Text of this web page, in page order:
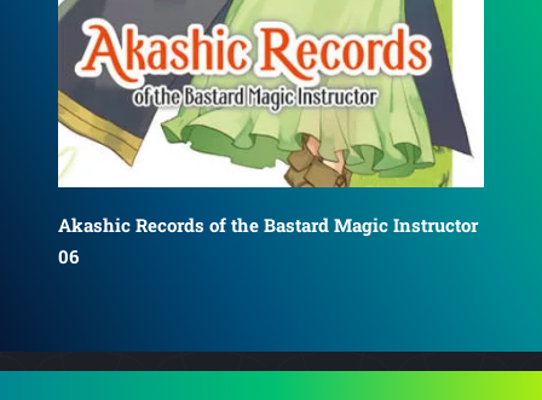
Akashic Records of the Bastard Magic Instructor
15